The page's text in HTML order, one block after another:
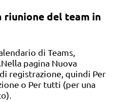
riunione del team in
di Teams,
pagina Nuova
registrazione, quindi Per
o Per tutti (per una